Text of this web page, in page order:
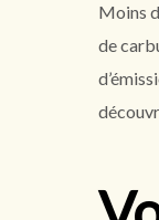
Moins
de